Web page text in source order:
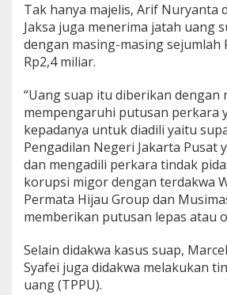
Tak hanya majelis, Arif Nuryanta
Jaksa juga menerima jatah uang
dengan masing-masing sejumlah
Rp2,4 miliar.
“Uang suap itu diberikan dengan
mempengaruhi putusan perkara
kepadanya untuk diadili yaitu
Pengadilan Negeri Jakarta Pusat
dan mengadili perkara tindak
korupsi migor dengan terdakwa
Permata Hijau Group dan
memberikan putusan lepas atau
Selain didakwa kasus suap,
Syafei juga didakwa melakukan
uang (TPPU).